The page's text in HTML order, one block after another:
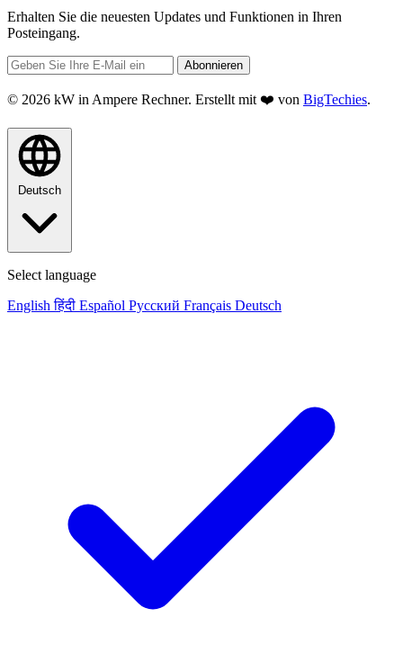
Erhalten Sie die neuesten Updates und Funktionen in Ihren
Posteingang.
Abonnieren
© 2026 kW in Ampere Rechner. Erstellt mit ❤️ von BigTechies.
Deutsch
Select language
English हिंदी Español Русский Français Deutsch